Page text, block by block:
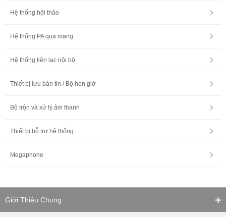
Hệ thống hội thảo
Hệ thống PA qua mạng
Hệ thống liên lạc nội bộ
Thiết bị lưu bản tin / Bộ hẹn giờ
Bộ trộn và xử lý âm thanh
Thiết bị hỗ trợ hệ thống
Megaphone
Giới Thiệu Chung